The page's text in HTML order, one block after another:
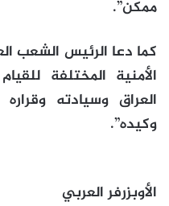
ممكن”.
كما دعا الرئيس الشعب
الأمنية المختلفة
العراق وسيادته
وكيده”.
الأوبزرفر العربي